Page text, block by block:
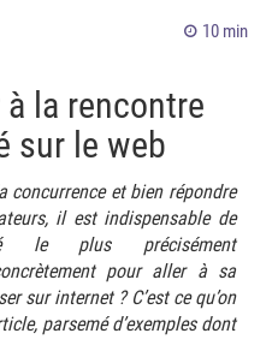
10 min
la rencontre
sur le web
et bien répondre
il est indispensable de
le plus précisément
pour aller à sa
sur internet ? C’est ce qu’on
parsemé d’exemples dont